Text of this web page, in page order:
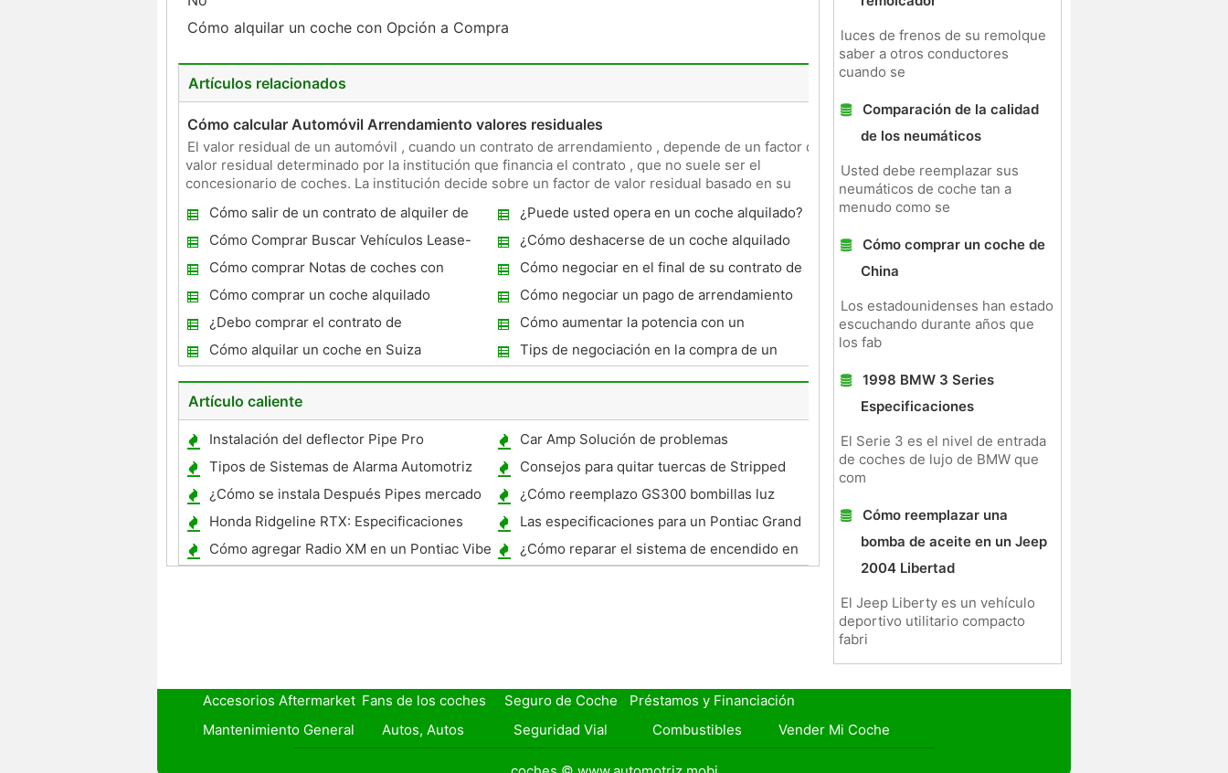
Cómo alquilar un coche con Opción a Compra
Artículos relacionados
Cómo calcular Automóvil Arrendamiento valores residuales
El valor residual de un automóvil , cuando un contrato de arrendamiento , depende de un factor de
valor residual determinado por la institución que financia el contrato , que no suele ser el
concesionario de coches. La institución decide sobre un factor de valor residual basado en su
Cómo salir de un contrato de alquiler de
coches
¿Puede usted opera en un coche alquilado?
Cómo Comprar Buscar Vehículos Lease-
End
¿Cómo deshacerse de un coche alquilado
Cómo comprar Notas de coches con
descuento
Cómo negociar en el final de su contrato de
carro
Cómo comprar un coche alquilado
Cómo negociar un pago de arrendamiento
Auto
¿Debo comprar el contrato de
arrendamiento o Activar en el coche?
Cómo aumentar la potencia con un
turbocompresor
Cómo alquilar un coche en Suiza
Tips de negociación en la compra de un
coche en arrendamiento End
Artículo caliente
Instalación del deflector Pipe Pro
Car Amp Solución de problemas
Tipos de Sistemas de Alarma Automotriz
Consejos para quitar tuercas de Stripped
¿Cómo se instala Después Pipes mercado
sobre una Harley Classic?
¿Cómo reemplazo GS300 bombillas luz
trasera?
Honda Ridgeline RTX: Especificaciones
Las especificaciones para un Pontiac Grand
Prix
Cómo agregar Radio XM en un Pontiac Vibe
2008
¿Cómo reparar el sistema de encendido en
una Yamaha PW50
luces de frenos de su remolque
saber a otros conductores
cuando se
Comparación de la calidad
de los neumáticos
Usted debe reemplazar sus
neumáticos de coche tan a
menudo como se
Cómo comprar un coche de
China
Los estadounidenses han estado
escuchando durante años que
los fab
1998 BMW 3 Series
Especificaciones
El Serie 3 es el nivel de entrada
de coches de lujo de BMW que
com
Cómo reemplazar una
bomba de aceite en un Jeep
2004 Libertad
El Jeep Liberty es un vehículo
deportivo utilitario compacto
fabri
Accesorios Aftermarket Fans de los coches Seguro de Coche
Préstamos y Financiación
Mantenimiento General
Autos, Autos Seguridad Vial Combustibles Vender Mi Coche